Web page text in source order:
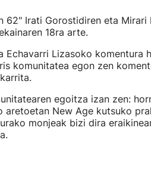
62" Irati Gorostidiren eta Mirari
18ra arte.
Lizasoko komentura
komunitatea egon zen
egoitza izan zen:
aretoetan New Age kutsuko
monjeak bizi dira